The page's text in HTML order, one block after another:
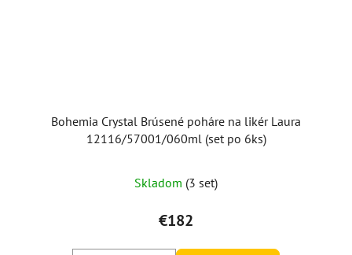
Bohemia Crystal Brúsené poháre na likér Laura
12116/57001/060ml (set po 6ks)
Skladom (3 set)
€182